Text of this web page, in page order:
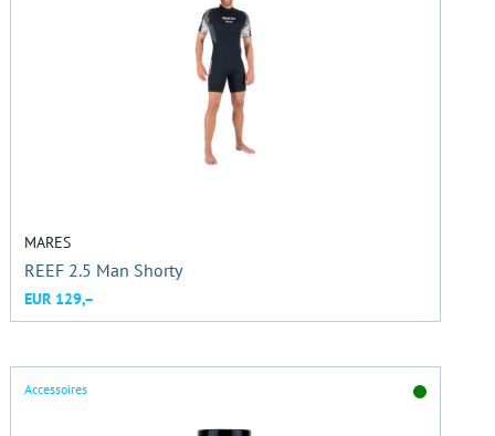
MARES
REEF 2.5 Man Shorty
EUR 129,–
Accessoires